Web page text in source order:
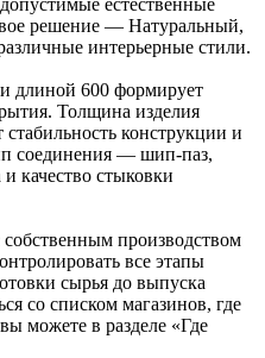
решение — Натуральный,
интерьерные стили.
длиной 600 формирует
Толщина изделия
стабильность конструкции и
соединения — шип-паз,
качество стыковки
производством
все этапы
сырья до выпуска
со списком магазинов, где
можете в разделе «Где